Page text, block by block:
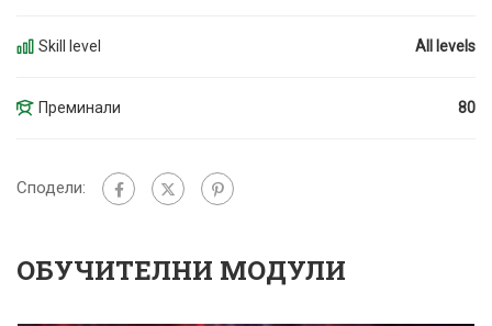
Skill level All levels
Преминали 80
Сподели:
ОБУЧИТЕЛНИ МОДУЛИ